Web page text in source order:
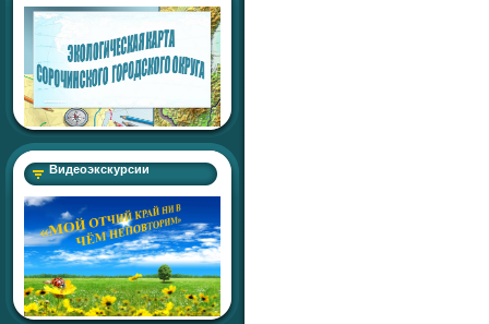
Видеоэкскурсии